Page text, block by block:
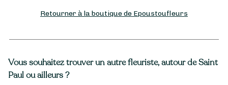
Retourner à la boutique de Epoustoufleurs
Vous souhaitez trouver un autre fleuriste, autour de Saint
Paul ou ailleurs ?